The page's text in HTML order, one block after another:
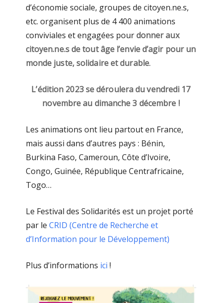
d’économie sociale, groupes de citoyen.ne.s,
etc. organisent plus de 4 400 animations
conviviales et engagées pourdonner aux
citoyen.ne.s de tout âge l’envie d’agir pour un
monde juste, solidaire et durable.
L’édition 2023 se déroulera du vendredi 17
novembre au dimanche 3 décembre !
Les animations ont lieu partout en France,
mais aussi dans d’autres pays : Bénin,
Burkina Faso, Cameroun, Côte d’Ivoire,
Congo, Guinée, République Centrafricaine,
Togo…
Le Festival des Solidarités est un projet porté
par le CRID (Centre de Recherche et
d’Information pour le Développement)
Plus d’informations ici !